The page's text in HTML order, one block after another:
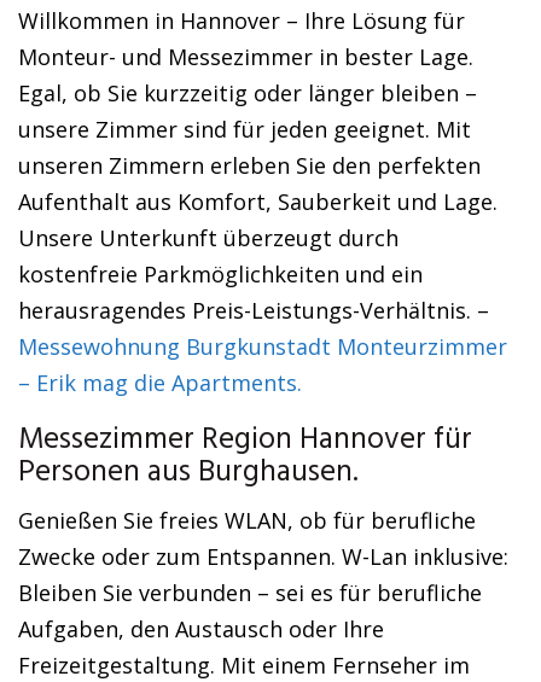
Willkommen in Hannover – Ihre Lösung für
Monteur- und Messezimmer in bester Lage.
Egal, ob Sie kurzzeitig oder länger bleiben –
unsere Zimmer sind für jeden geeignet. Mit
unseren Zimmern erleben Sie den perfekten
Aufenthalt aus Komfort, Sauberkeit und Lage.
Unsere Unterkunft überzeugt durch
kostenfreie Parkmöglichkeiten und ein
herausragendes Preis-Leistungs-Verhältnis. –
Messewohnung Burgkunstadt Monteurzimmer
– Erik mag die Apartments.
Messezimmer Region Hannover für
Personen aus Burghausen.
Genießen Sie freies WLAN, ob für berufliche
Zwecke oder zum Entspannen. W-Lan inklusive:
Bleiben Sie verbunden – sei es für berufliche
Aufgaben, den Austausch oder Ihre
Freizeitgestaltung. Mit einem Fernseher im